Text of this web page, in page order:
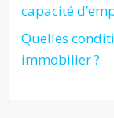
capacité
Quelles
immobilier ?